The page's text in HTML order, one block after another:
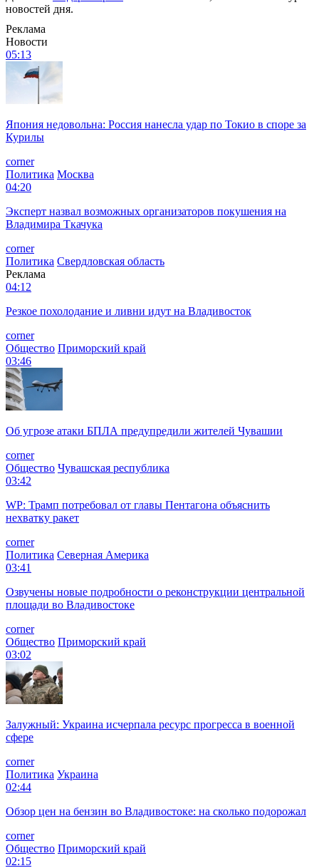
новостей дня.
Реклама
Новости
05:13
Япония недовольна: Россия нанесла удар по Токио в споре за
Курилы
corner
Политика Москва
04:20
Эксперт назвал возможных организаторов покушения на
Владимира Ткачука
corner
Политика Свердловская область
Реклама
04:12
Резкое похолодание и ливни идут на Владивосток
corner
Общество Приморский край
03:46
Об угрозе атаки БПЛА предупредили жителей Чувашии
corner
Общество Чувашская республика
03:42
WP: Трамп потребовал от главы Пентагона объяснить
нехватку ракет
corner
Политика Северная Америка
03:41
Озвучены новые подробности о реконструкции центральной
площади во Владивостоке
corner
Общество Приморский край
03:02
Залужный: Украина исчерпала ресурс прогресса в военной
сфере
corner
Политика Украина
02:44
Обзор цен на бензин во Владивостоке: на сколько подорожал
corner
Общество Приморский край
02:15